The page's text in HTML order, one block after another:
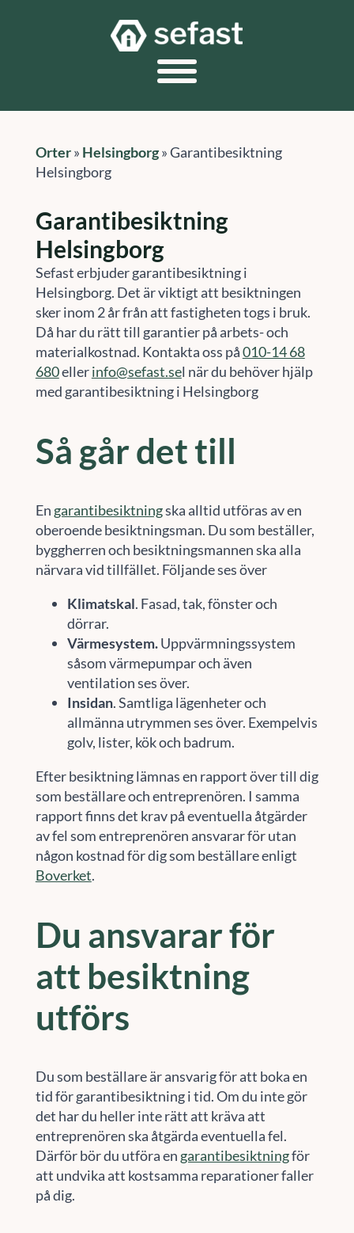
Orter» Helsingborg»Garantibesiktning
Helsingborg
Garantibesiktning
Helsingborg
Sefast erbjuder garantibesiktning i
Helsingborg. Det är viktigt att besiktningen
sker inom 2 år från att fastigheten togs i bruk.
Då har du rätt till garantier på arbets- och
materialkostnad. Kontakta oss på010-14 68
680ellerinfo@sefast.sel när du behöver hjälp
med garantibesiktning i Helsingborg
Så går det till
En garantibesiktningska alltid utföras av en
oberoende besiktningsman. Du som beställer,
byggherren och besiktningsmannen ska alla
närvara vid tillfället. Följande ses över
Klimatskal. Fasad, tak, fönster och
dörrar.
Värmesystem.Uppvärmningssystem
såsom värmepumpar och även
ventilation ses över.
Insidan. Samtliga lägenheter och
allmänna utrymmen ses över. Exempelvis
golv, lister, kök och badrum.
Efter besiktning lämnas en rapport över till dig
som beställare och entreprenören. I samma
rapport finns det krav på eventuella åtgärder
av fel som entreprenören ansvarar för utan
någon kostnad för dig som beställare enligt
Boverket.
Du ansvarar för
att besiktning
utförs
Du som beställare är ansvarig för att boka en
tid för garantibesiktning i tid. Om du inte gör
det har du heller inte rätt att kräva att
entreprenören ska åtgärda eventuella fel.
Därför bör du utföra en garantibesiktningför
att undvika att kostsamma reparationer faller
på dig.